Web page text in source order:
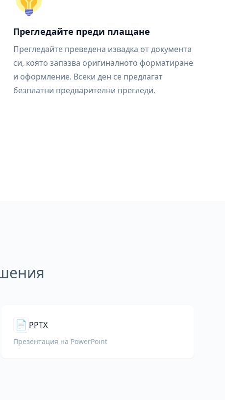
Прегледайте преди плащане
Прегледайте преведена извадка от документа
си, която запазва оригиналното форматиране
и оформление. Всеки ден се предлагат
безплатни предварителни прегледи.
📄 PPTX
Презентация на PowerPoint